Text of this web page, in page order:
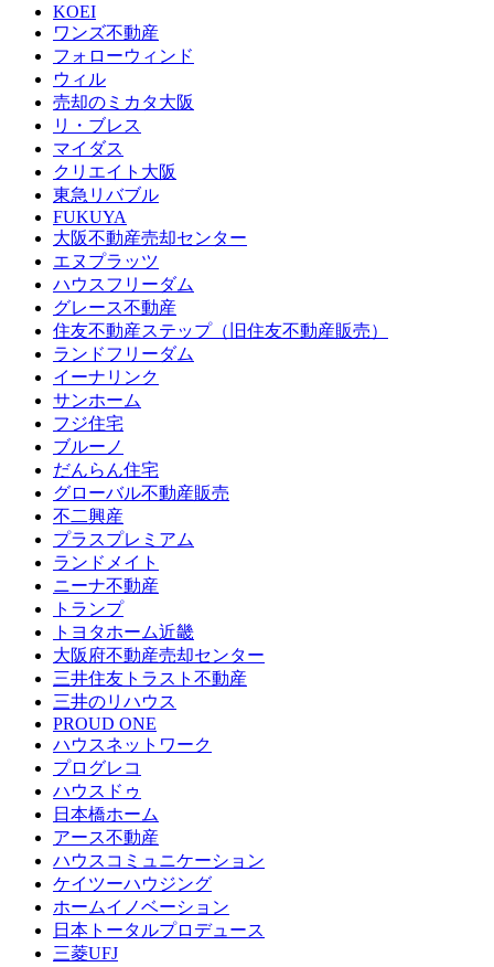
KOEI
ワンズ不動産
フォローウィンド
ウィル
売却のミカタ大阪
リ・ブレス
マイダス
クリエイト大阪
東急リバブル
FUKUYA
大阪不動産売却センター
エヌプラッツ
ハウスフリーダム
グレース不動産
住友不動産ステップ（旧住友不動産販売）
ランドフリーダム
イーナリンク
サンホーム
フジ住宅
ブルーノ
だんらん住宅
グローバル不動産販売
不二興産
プラスプレミアム
ランドメイト
ニーナ不動産
トランプ
トヨタホーム近畿
大阪府不動産売却センター
三井住友トラスト不動産
三井のリハウス
PROUD ONE
ハウスネットワーク
プログレコ
ハウスドゥ
日本橋ホーム
アース不動産
ハウスコミュニケーション
ケイツーハウジング
ホームイノベーション
日本トータルプロデュース
三菱UFJ